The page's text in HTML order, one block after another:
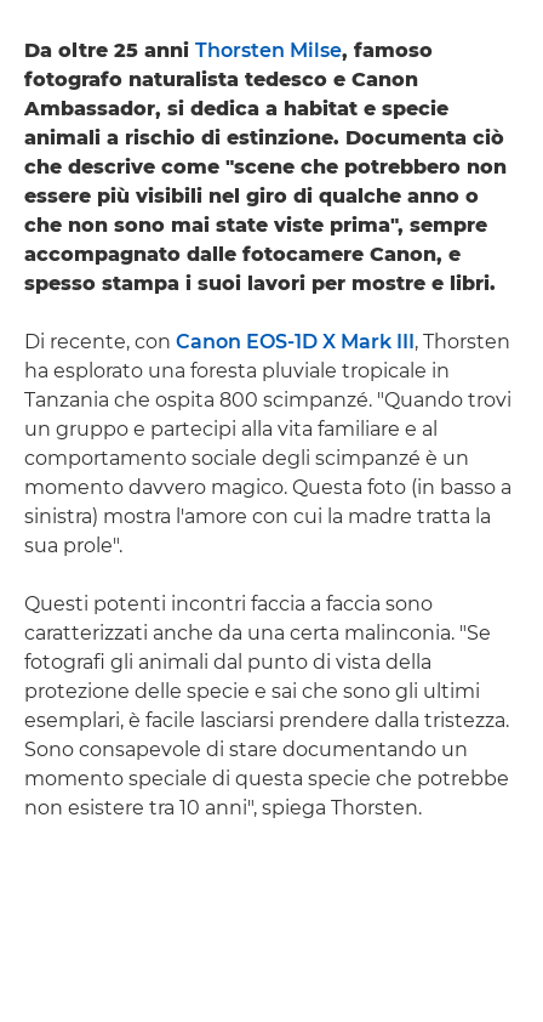
Da oltre 25 anni Thorsten Milse, famoso
fotografo naturalista tedesco e Canon
Ambassador, si dedica a habitat e specie
animali a rischio di estinzione. Documenta ciò
che descrive come "scene che potrebbero non
essere più visibili nel giro di qualche anno o
che non sono mai state viste prima", sempre
accompagnato dalle fotocamere Canon, e
spesso stampa i suoi lavori per mostre e libri.
Di recente, con Canon EOS-1D X Mark III, Thorsten
ha esplorato una foresta pluviale tropicale in
Tanzania che ospita 800 scimpanzé. "Quando trovi
un gruppo e partecipi alla vita familiare e al
comportamento sociale degli scimpanzé è un
momento davvero magico. Questa foto (in basso a
sinistra) mostra l'amore con cui la madre tratta la
sua prole".
Questi potenti incontri faccia a faccia sono
caratterizzati anche da una certa malinconia. "Se
fotografi gli animali dal punto di vista della
protezione delle specie e sai che sono gli ultimi
esemplari, è facile lasciarsi prendere dalla tristezza.
Sono consapevole di stare documentando un
momento speciale di questa specie che potrebbe
non esistere tra 10 anni", spiega Thorsten.